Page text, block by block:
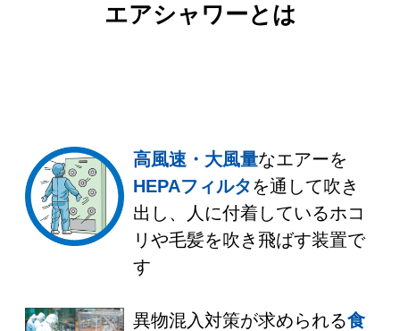
エアシャワーとは
高風速・大風量なエアーを
HEPAフィルタを通して吹き
出し、人に付着しているホコ
リや毛髪を吹き飛ばす装置で
す
異物混入対策が求められる食